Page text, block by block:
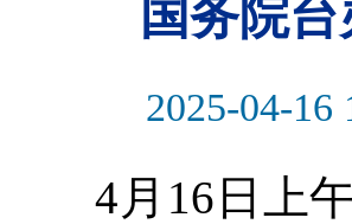
国务院
2025-04-16
4月16日上